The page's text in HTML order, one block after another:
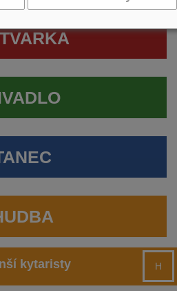
kytaristy H